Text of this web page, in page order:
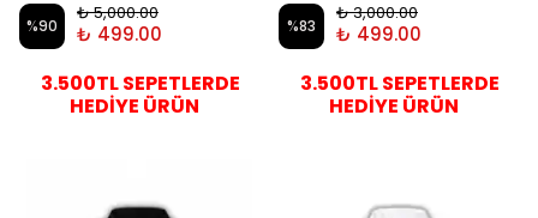
%90
₺ 5,000.00
₺ 499.00
3.500TL SEPETLERDE
HEDİYE ÜRÜN
%83
₺ 3,000.00
₺ 499.00
3.500TL SEPETLERDE
HEDİYE ÜRÜN